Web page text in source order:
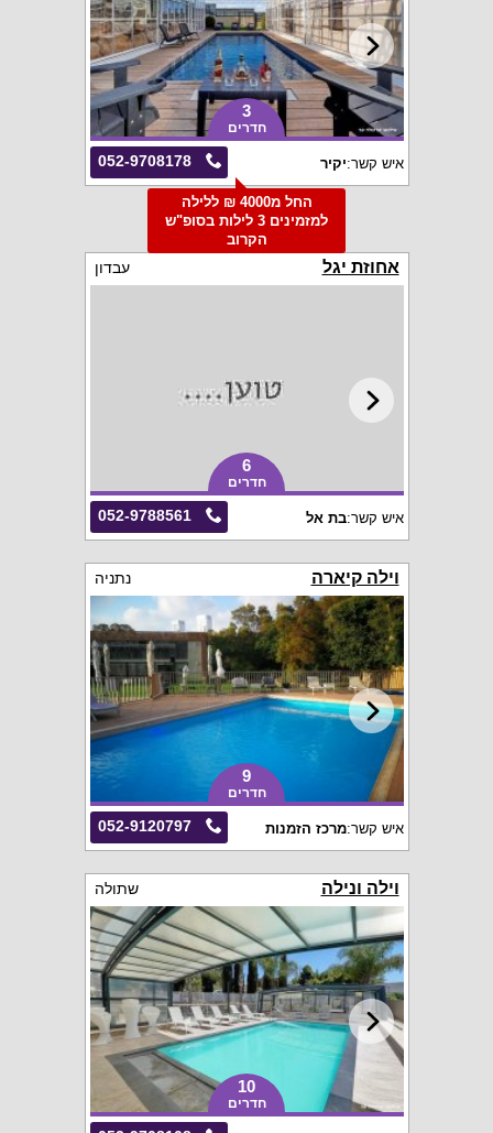
3
חדרים
052-9708178 איש קשר:יקיר
החל מ4000 ₪ ללילה
למזמינים 3 לילות בסופ"ש
הקרוב
אחוזת יגל עבדון
6
חדרים
052-9788561 איש קשר:בת אל
וילה קיארה נתניה
9
חדרים
052-9120797 איש קשר:מרכז הזמנות
וילה ונילה שתולה
10
חדרים